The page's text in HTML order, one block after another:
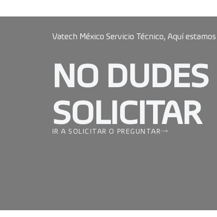
Vatech México Servicio Técnico, Aquí estamos
NO DUDES
SOLICITAR
IR A SOLICITAR O PREGUNTAR